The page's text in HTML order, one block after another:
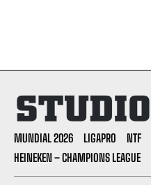
MUNDIAL 2026 LIGAPRO NTF
HEINEKEN – CHAMPIONS LEAGUE